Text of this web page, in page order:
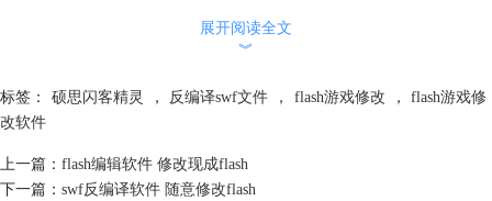
找到（如下图），这里找到的是“text365”。
辑”，这时就会在下面出现编辑窗口。
最后，把窗口里的英文单词换成相应的中文，设置一下大小、字体、颜色
按照这个方法，就可以把所有的英文一个个的都改成中文了。
展开阅读全文
︾
标签： 硕思闪客精灵 ， 反编译swf文件 ， flash游戏修改 ，
flash游戏修
改软件
上一篇： flash编辑软件 修改现成flash
下一篇： swf反编译软件 随意修改flash